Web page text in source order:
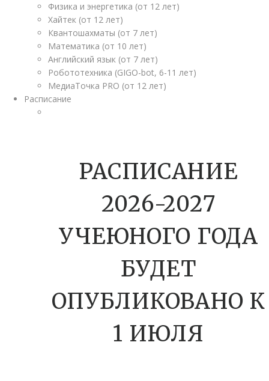
Физика и энергетика (от 12 лет)
Хайтек (от 12 лет)
Квантошахматы (от 7 лет)
Математика (от 10 лет)
Английский язык (от 7 лет)
Робототехника (GIGO-bot, 6-11 лет)
МедиаТочка PRO (от 12 лет)
Расписание
РАСПИСАНИЕ
2026-2027
УЧЕЮНОГО ГОДА
БУДЕТ
ОПУБЛИКОВАНО К
1 ИЮЛЯ